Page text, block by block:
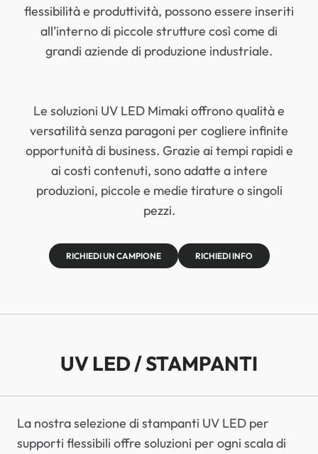
flessibilità e produttività, possono essere inseriti
all’interno di piccole strutture così come di
grandi aziende di produzione industriale.
Le soluzioni UV LED Mimaki offrono qualità e
versatilità senza paragoni per cogliere infinite
opportunità di business. Grazie ai tempi rapidi e
ai costi contenuti, sono adatte a intere
produzioni, piccole e medie tirature o singoli
pezzi.
RICHIEDI UN CAMPIONE RICHIEDI INFO
UV LED / STAMPANTI
La nostra selezione di stampanti UV LED per
supporti flessibili offre soluzioni per ogni scala di